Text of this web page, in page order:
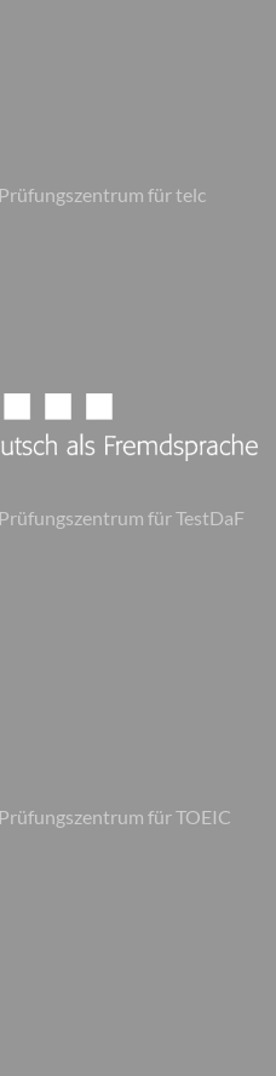
für telc
für TestDaF
für TOEIC